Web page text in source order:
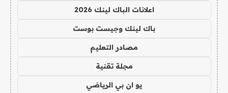
اعلانات الباك لينك 2026
باك لينك وجيست بوست
مصادر التعليم
مجلة تقنية
يو ان بي الرياضي